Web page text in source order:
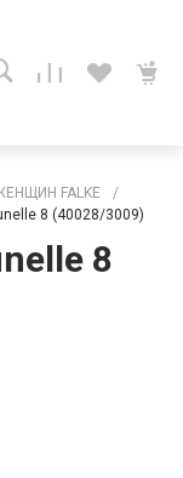
FALKE
/
8 (40028/3009)
8